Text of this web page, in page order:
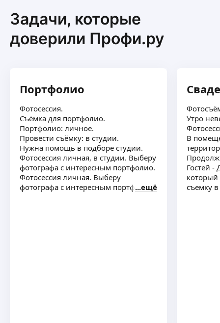
Задачи, которые
доверили Профи.ру
Портфолио
Фотосессия.
Съёмка для портфолио.
Портфолио: личное.
Провести съёмку: в студии.
Нужна помощь в подборе студии.
Фотосессия личная, в студии. Выберу
фотографа с интересным портфолио.
Фотосессия личная. Выберу
фотографа с интересным портфолио
ещё
Утро
В
Гостей -
который
съемку в